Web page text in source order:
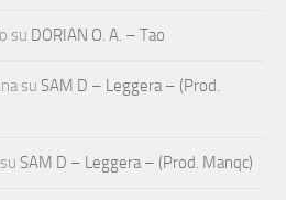
su DORIAN O. A. – Tao
su SAM D – Leggera – (Prod.
su SAM D – Leggera – (Prod. Manqc)